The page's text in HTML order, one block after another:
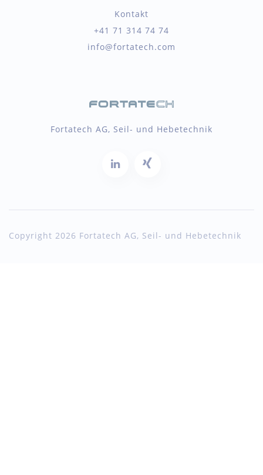
Kontakt
+41 71 314 74 74
info@fortatech.com
Fortatech AG, Seil- und Hebetechnik
Copyright 2026 Fortatech AG, Seil- und Hebetechnik